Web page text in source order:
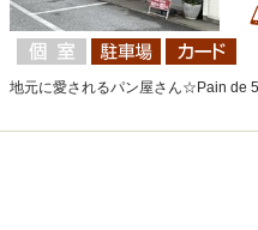
地元に愛されるパン屋さん☆Pain de